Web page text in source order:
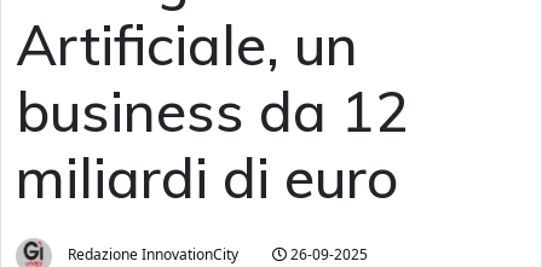
Artificiale, un
business da 12
miliardi di euro
Redazione InnovationCity 26-09-2025